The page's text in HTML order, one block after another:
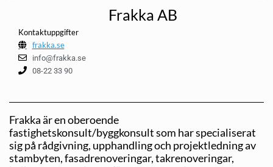
Frakka AB
Kontaktuppgifter
frakka.se
info@frakka.se
08-22 33 90
Frakka är en oberoende
fastighetskonsult/byggkonsult som har specialiserat
sig på rådgivning, upphandling och projektledning av
stambyten, fasadrenoveringar, takrenoveringar,